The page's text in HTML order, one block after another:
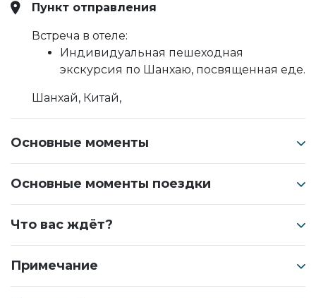
Пункт отправления
Встреча в отеле:
Индивидуальная пешеходная
экскурсия по Шанхаю, посвященная еде.
Шанхай, Китай,
Основные моменты
Основные моменты поездки
Что вас ждёт?
Примечание